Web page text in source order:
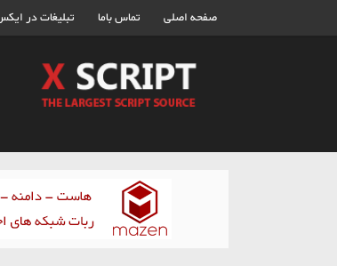
صفحه اصلی تماس باما تبلیغات در